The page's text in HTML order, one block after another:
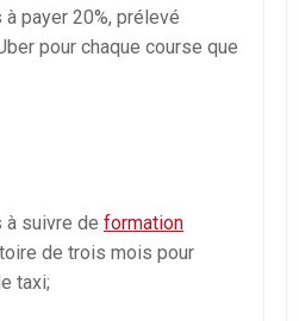
à payer 20%, prélevé
pour chaque course que
à suivre de formation
de trois mois pour
taxi;